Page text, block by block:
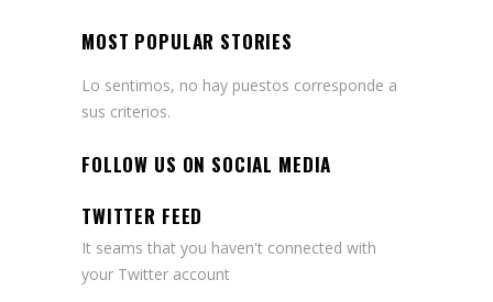
MOST POPULAR STORIES
Lo sentimos, no hay puestos corresponde a
sus criterios.
FOLLOW US ON SOCIAL MEDIA
TWITTER FEED
It seams that you haven't connected with
your Twitter account